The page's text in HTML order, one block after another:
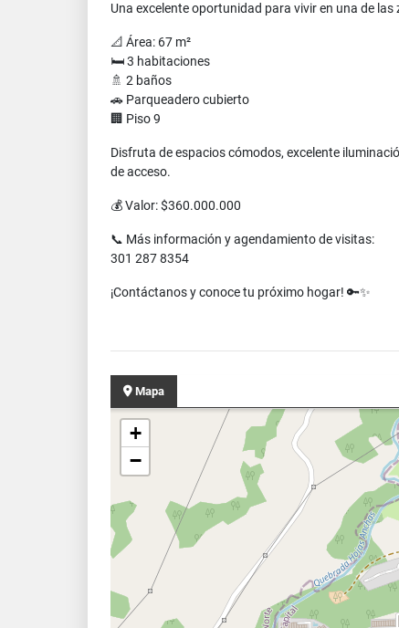
Una excelente oportunidad para vivir en una de
📐 Área: 67 m²
🛏️ 3 habitaciones
🚿 2 baños
🚗 Parqueadero cubierto
🏢 Piso 9
Disfruta de espacios cómodos, excelente
de acceso.
💰 Valor: $360.000.000
📞 Más información y agendamiento de visitas:
301 287 8354
¡Contáctanos y conoce tu próximo hogar! 🔑✨
Mapa
+
−